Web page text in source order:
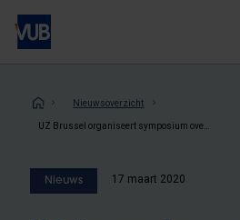
Overslaan
naar
inhoudKruimelpad
Nieuwsoverzicht
Nieuws 17 maart 2020